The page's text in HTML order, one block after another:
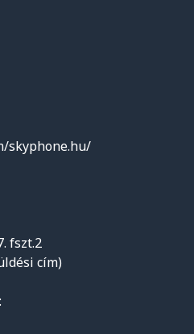
skyphone.hu/
fszt.2
cím)